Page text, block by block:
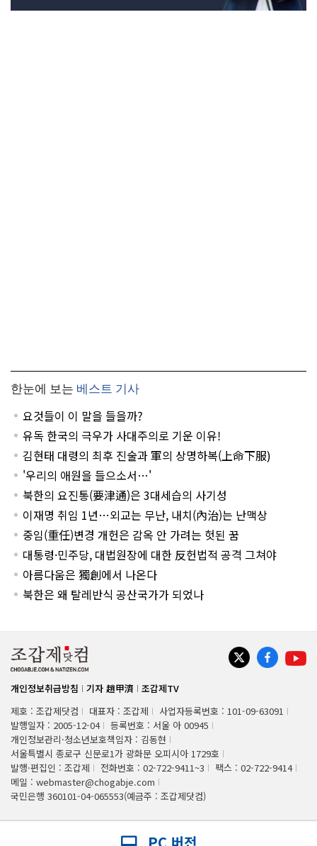
한눈에 보는 베스트 기사
요것들이 이 말을 들을까?
유독 한국의 극우가 사대주의로 기운 이유!
김현태 대령의 최후 진술과 軍의 상명하복(上命下服)
'우리의 애원을 들으소서…'
북한의 요진통(要津通)은 3대세습의 사기성
이재명 취임 1년…외교는 무난, 내치(內治)는 난맥상
중임(重任)변경 개헌은 감옥 안 가려는 헛된 꿈
대통령·민주당, 대법원장에 대한 反헌법적 공격 그쳐야
아름다움은 獨創에서 나온다
북한은 왜 탈레반식 공산국가가 되었나
개인정보취급방침 기자 趙甲濟
조갑제TV
제호 : 조갑제닷컴
대표자 : 조갑제
사업자등록번호 : 101-09-63091
발행일자 : 2005-12-04
등록번호 : 서울 아 00945
개인정보관리·청소년보호책임자 : 김동현
서울특별시 종로구 신문로1가 광화문 오피시아 1729호
발행·편집인 : 조갑제
전화번호 : 02-722-9411~3
팩스 : 02-722-9414
메일 : webmaster@chogabje.com
국민은행 360101-04-065553(예금주 : 조갑제닷컴)